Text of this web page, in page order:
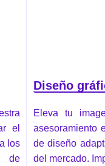
el
los
de
Diseño
Eleva tu
asesoramiento
de diseño
del mercado.